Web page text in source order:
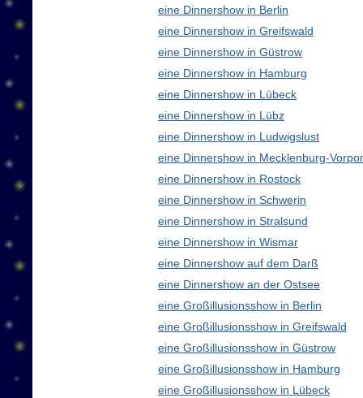
eine Dinnershow in Berlin
eine Dinnershow in Greifswald
eine Dinnershow in Güstrow
eine Dinnershow in Hamburg
eine Dinnershow in Lübeck
eine Dinnershow in Lübz
eine Dinnershow in Ludwigslust
eine Dinnershow in Mecklenburg-
eine Dinnershow in Rostock
eine Dinnershow in Schwerin
eine Dinnershow in Stralsund
eine Dinnershow in Wismar
eine Dinnershow auf dem Darß
eine Dinnershow an der Ostsee
eine Großillusionsshow in Berlin
eine Großillusionsshow in Greifswald
eine Großillusionsshow in Güstrow
eine Großillusionsshow in Hamburg
eine Großillusionsshow in Lübeck